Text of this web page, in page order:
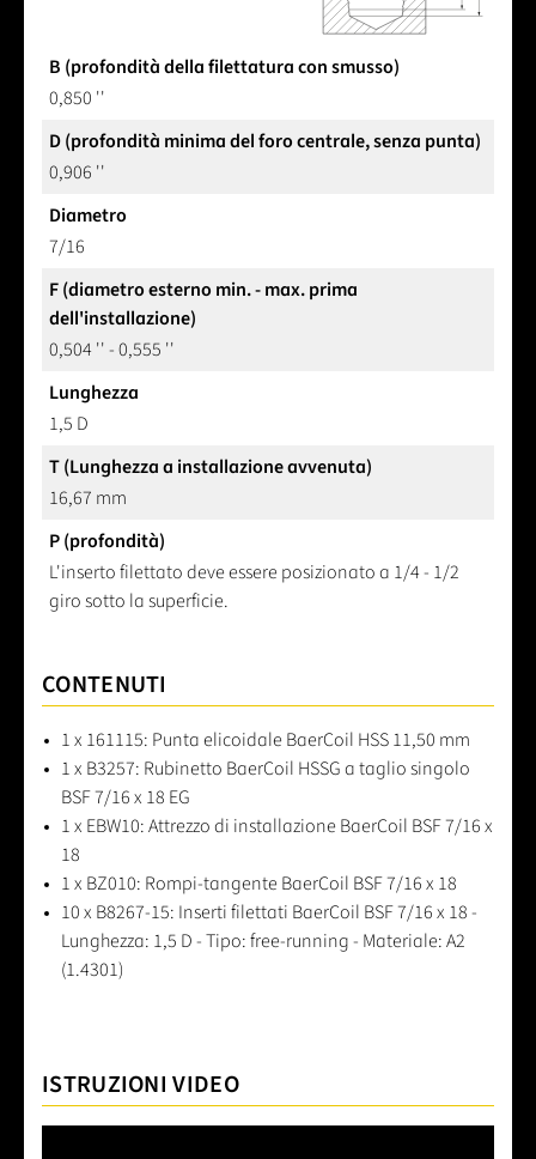
B (profondità della filettatura con smusso)
0,850 ''
D (profondità minima del foro centrale, senza punta)
0,906 ''
Diametro
7/16
F (diametro esterno min. - max. prima
dell'installazione)
0,504 '' - 0,555 ''
Lunghezza
1,5 D
T (Lunghezza a installazione avvenuta)
16,67 mm
P (profondità)
L'inserto filettato deve essere posizionato a 1/4 - 1/2
giro sotto la superficie.
CONTENUTI
1 x 161115: Punta elicoidale BaerCoil HSS 11,50 mm
1 x B3257: Rubinetto BaerCoil HSSG a taglio singolo
BSF 7/16 x 18 EG
1 x EBW10: Attrezzo di installazione BaerCoil BSF 7/16 x
18
1 x BZ010: Rompi-tangente BaerCoil BSF 7/16 x 18
10 x B8267-15: Inserti filettati BaerCoil BSF 7/16 x 18 -
Lunghezza: 1,5 D - Tipo: free-running - Materiale: A2
(1.4301)
ISTRUZIONI VIDEO